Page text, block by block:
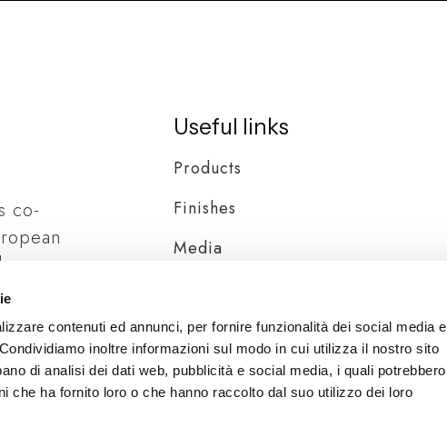
contenuti ed annunci, per fornire funzionalità dei social media e
inoltre informazioni sul modo in cui utilizza il nostro sito
di analisi dei dati web, pubblicità e social media, i quali potrebbero
che ha fornito loro o che hanno raccolto dal suo utilizzo dei loro
co-
Useful links
Products
Finishes
Media